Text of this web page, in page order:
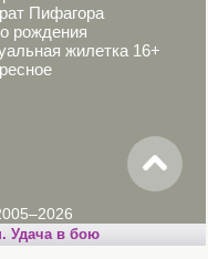
Пифагора
рождения
жилетка 16+
Удача в бою